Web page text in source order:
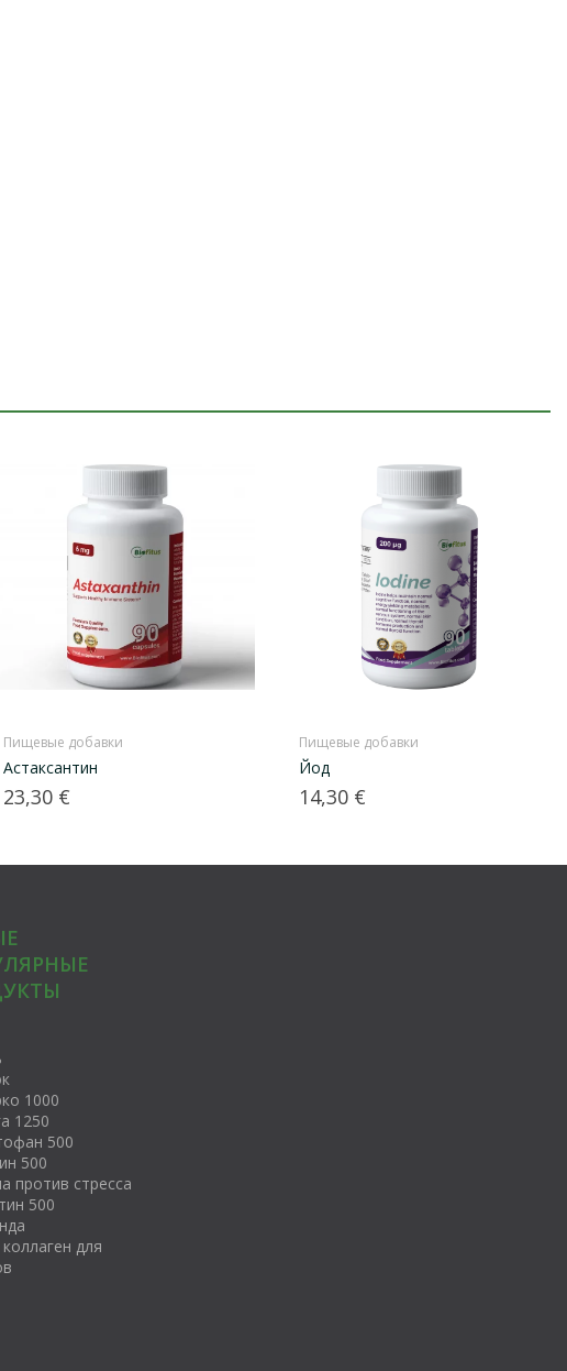
Пищевые добавки
Астаксантин
Цена
23,30 €
Пищевые добавки
Йод
Цена
14,30 €
1000
1250
500
500
против стресса
500
для